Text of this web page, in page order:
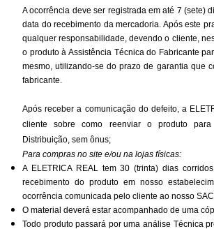
A ocorrência deve ser registrada em até 7 (sete)
data do recebimento da mercadoria. Após este
qualquer responsabilidade, devendo o cliente,
o produto à Assistência Técnica do Fabricante
mesmo, utilizando-se do prazo de garantia que
fabricante.
Após receber a comunicação do defeito, a
cliente sobre como reenviar o produto
Distribuição, sem ônus;
Para compras no site e/ou na lojas físicas:
A ELETRICA REAL tem 30 (trinta) dias
recebimento do produto em nosso
ocorrência comunicada pelo cliente ao nosso
O material deverá estar acompanhado de uma
Todo produto passará por uma análise Técnica